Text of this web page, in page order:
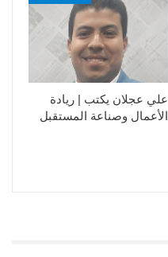
علي عجلان يكتب | ريادة
الأعمال وصناعة المستقبل